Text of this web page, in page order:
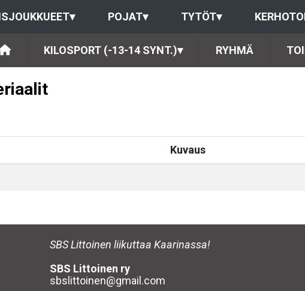
▾ POJAT▾ TYTÖT▾
KILOSPORT (-13-14 SYNT.)▾ RYHMÄ
Kuvaus
SBS Littoinen liikuttaa Kaarinassa!
SBS Littoinen ry
sbslittoinen@gmail.com